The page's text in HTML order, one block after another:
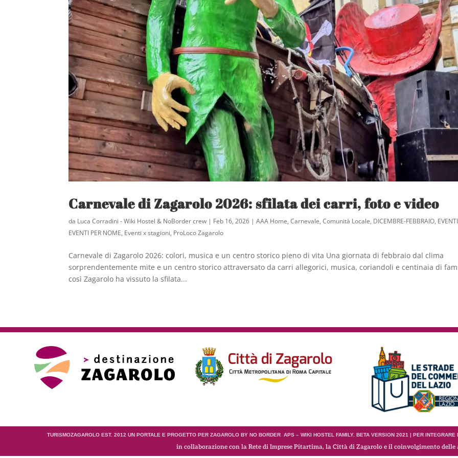
Carnevale di Zagarolo 2026: sfilata dei carri, foto e video
da Luca Corradini - Wiki Hostel & NoBorder crew | Feb 16, 2026 |AAA Home,Carnevale,Comunità Locale, DICEMBRE-FEBBRAIO, EVENTI
EVENTI PER NOME, Eventi x stagioni, ProLoco Zagarolo
Carnevale di Zagarolo 2026: colori, musica e un centro storico pieno di vita Una giornata di febbraio dal clima
sorprendentemente mite e un centro storico attraversato da carri allegorici, musica, coriandoli e centinaia di
così Zagarolo ha vissuto la sfilata...
TURISMOZAGAROLO EST. 2012 UN PORTALE E PROGETTO PER ZAGAROLO BY NO BORDER APS – WIKI HOSTEL FAMILY. BETA VERSION 2021 | PER
in collaborazione con la Rete di Imprese Pitartima, la Città di Zagarolo e il coinvolgimento delle